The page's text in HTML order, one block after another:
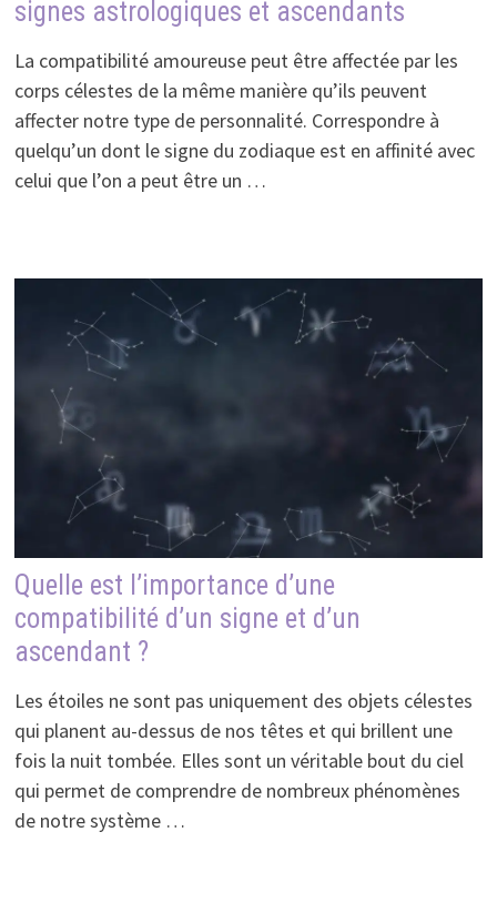
signes astrologiques et ascendants
La compatibilité amoureuse peut être affectée par les
corps célestes de la même manière qu’ils peuvent
affecter notre type de personnalité. Correspondre à
quelqu’un dont le signe du zodiaque est en affinité avec
celui que l’on a peut être un …
Quelle est l’importance d’une
compatibilité d’un signe et d’un
ascendant ?
Les étoiles ne sont pas uniquement des objets célestes
qui planent au-dessus de nos têtes et qui brillent une
fois la nuit tombée. Elles sont un véritable bout du ciel
qui permet de comprendre de nombreux phénomènes
de notre système …